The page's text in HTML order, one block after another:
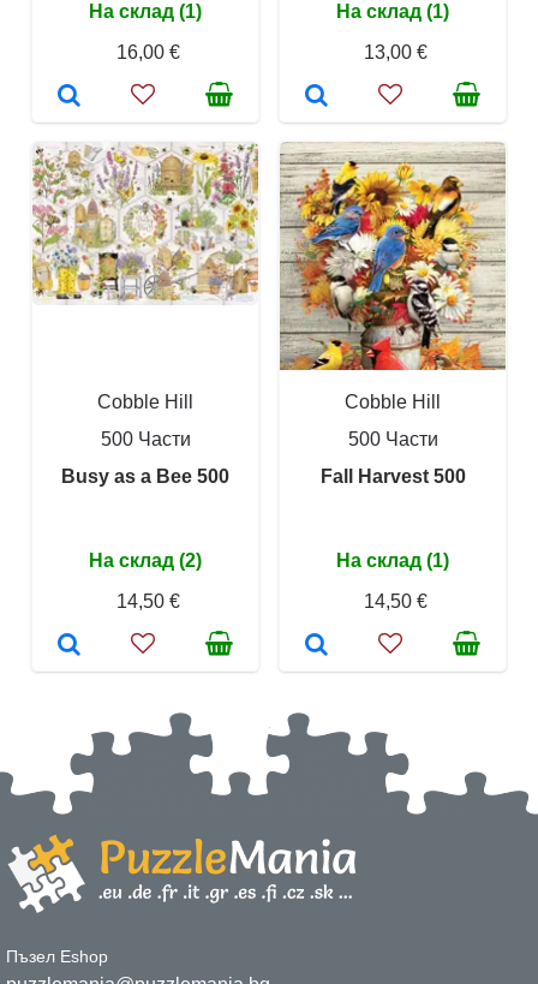
На склад (1)
16,00 €
На склад (1)
13,00 €
Cobble Hill
500 Части
Busy as a Bee 500
На склад (2)
14,50 €
Cobble Hill
500 Части
Fall Harvest 500
На склад (1)
14,50 €
Пъзел Eshop